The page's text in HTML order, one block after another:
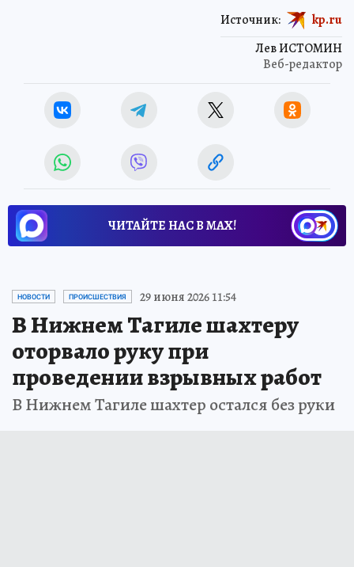
Лев ИСТОМИН
Веб-редактор
Источник: kp.ru
ЧИТАЙТЕ НАС В МАХ!
НОВОСТИ ПРОИСШЕСТВИЯ 29 июня 2026 11:54
В Нижнем Тагиле шахтеру
оторвало руку при
проведении взрывных работ
В Нижнем Тагиле шахтер остался без руки